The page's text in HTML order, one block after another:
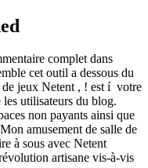
complet dans
cet outil a dessous du
de jeux Netent , ! est í votre
utilisateurs du blog.
non payants ainsi que
amusement de salle de
à sous avec Netent
artisane vis-à-vis